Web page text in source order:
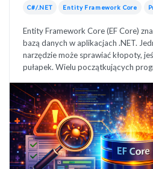
C#/.NET Entity Framework Core
Entity Framework Core (EF Core)
bazą danych w aplikacjach .NET.
narzędzie może sprawiać kłopoty,
pułapek. Wielu początkujących